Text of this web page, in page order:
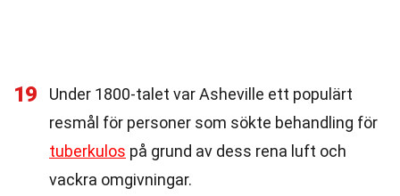
19
Under 1800-talet var Asheville ett populärt
resmål för personer som sökte behandling för
tuberkulos på grund av dess rena luft och
vackra omgivningar.